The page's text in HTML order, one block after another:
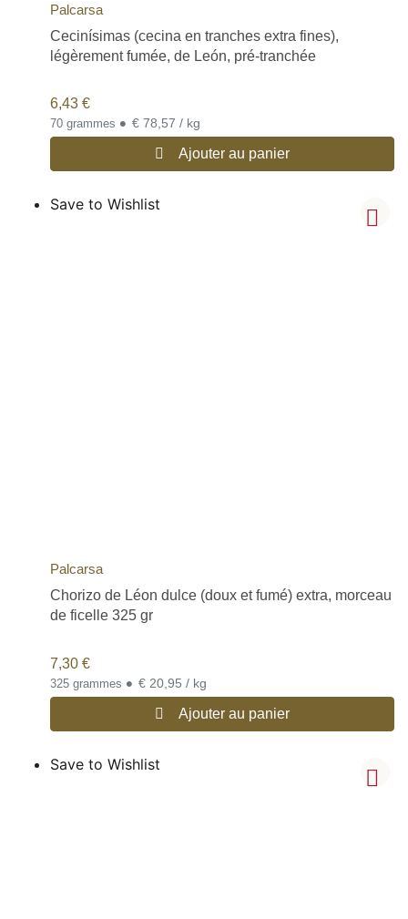
Palcarsa
Cecinísimas (cecina en tranches extra fines),
légèrement fumée, de León, pré-tranchée
6,43 €
70 grammes • € 78,57 / kg
Ajouter au panier
Save to Wishlist
Palcarsa
Chorizo de Léon dulce (doux et fumé) extra, morceau
de ficelle 325 gr
7,30 €
325 grammes • € 20,95 / kg
Ajouter au panier
Save to Wishlist